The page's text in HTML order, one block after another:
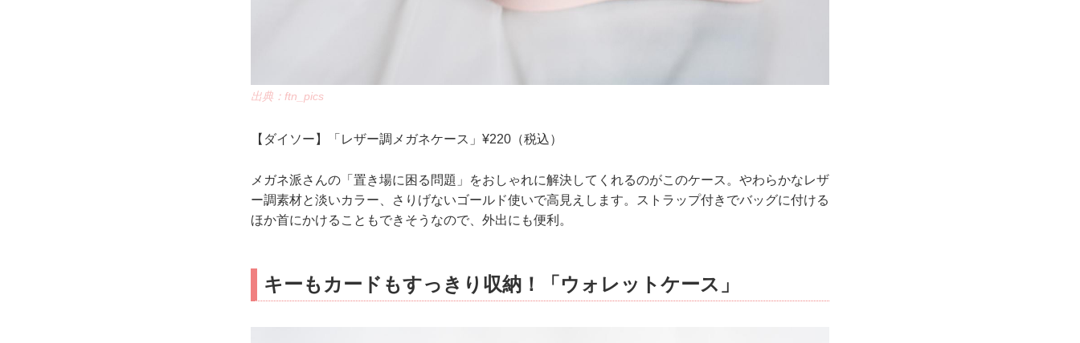
出典：ftn_pics
【ダイソー】「レザー調メガネケース」¥220（税込）
メガネ派さんの「置き場に困る問題」をおしゃれに解決してくれるのがこのケース。やわらかなレザ
ー調素材と淡いカラー、さりげないゴールド使いで高見えします。ストラップ付きでバッグに付ける
ほか首にかけることもできそうなので、外出にも便利。
キーもカードもすっきり収納！「ウォレットケース」